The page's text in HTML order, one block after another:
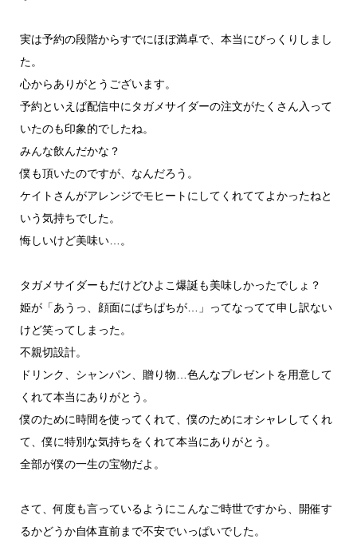
実は予約の段階からすでにほぼ満卓で、本当にびっくりしまし
た。
心からありがとうございます。
予約といえば配信中にタガメサイダーの注文がたくさん入って
いたのも印象的でしたね。
みんな飲んだかな？
僕も頂いたのですが、なんだろう。
ケイトさんがアレンジでモヒートにしてくれててよかったねと
いう気持ちでした。
悔しいけど美味い…。
タガメサイダーもだけどひよこ爆誕も美味しかったでしょ？
姫が「あうっ、顔面にぱちぱちが…」ってなってて申し訳ない
けど笑ってしまった。
不親切設計。
ドリンク、シャンパン、贈り物…色んなプレゼントを用意して
くれて本当にありがとう。
僕のために時間を使ってくれて、僕のためにオシャレしてくれ
て、僕に特別な気持ちをくれて本当にありがとう。
全部が僕の一生の宝物だよ。
さて、何度も言っているようにこんなご時世ですから、開催す
るかどうか自体直前まで不安でいっぱいでした。